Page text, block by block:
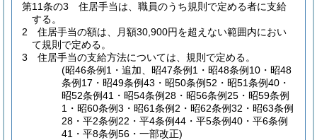
第11条の3
住居手当は、職員のうち規則で定める者に支給
する。
2
住居手当の額は、月額30,900円を超えない範囲内におい
て規則で定める。
3
住居手当の支給方法については、規則で定める。
(昭46条例1・追加、昭47条例1・昭48条例10・昭48
条例17・昭49条例43・昭50条例52・昭51条例40・
昭52条例41・昭54条例28・昭56条例25・昭59条例
1・昭60条例3・昭61条例2・昭62条例32・昭63条例
28・平2条例22・平4条例44・平5条例40・平6条例
41・平8条例56・一部改正)